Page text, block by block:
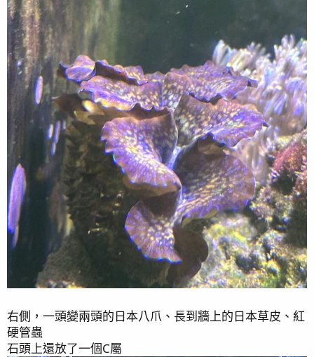
右側，一頭變兩頭的日本八爪、長到牆上的日本草皮、紅
硬管蟲
石頭上還放了一個C屬